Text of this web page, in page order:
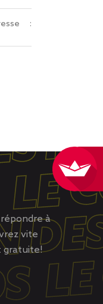
:
à
vite
gratuite!